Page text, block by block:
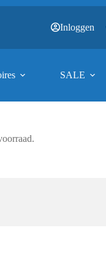
Inloggen
SALE